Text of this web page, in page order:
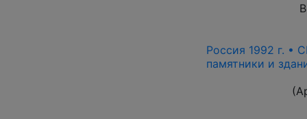
Россия 1992 г. •
памятники и